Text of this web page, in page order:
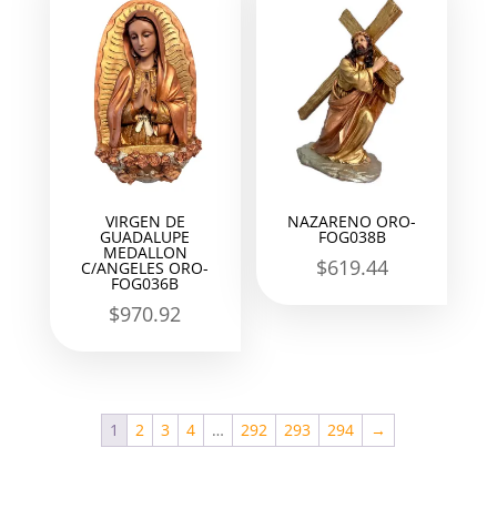
VIRGEN DE
GUADALUPE
MEDALLON
C/ANGELES ORO-
FOG036B
$970.92
NAZARENO ORO-
FOG038B
$619.44
1 2 3 4 … 292 293 294 →